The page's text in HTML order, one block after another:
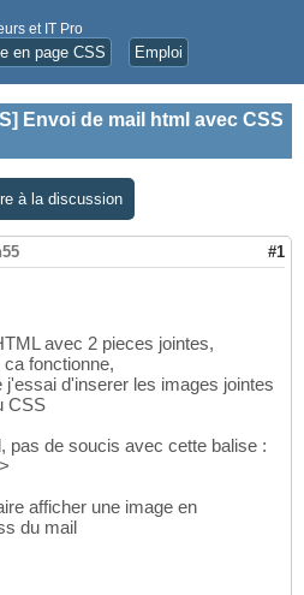
et IT Pro
en page CSS Emploi
Envoi de mail html avec CSS
à la discussion
#1
avec 2 pieces jointes,
fonctionne,
d'inserer les images jointes
CSS
pas de soucis avec cette balise :
afficher une image en
du mail